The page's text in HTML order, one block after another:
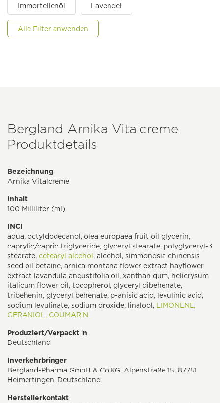
Immortellenöl Lavendel
Alle Filter anwenden
Bergland Arnika Vitalcreme
Produktdetails
Bezeichnung
Arnika Vitalcreme
Inhalt
100 Milliliter (ml)
INCI
aqua, octyldodecanol, olea europaea fruit oil glycerin,
caprylic/capric triglyceride, glyceryl stearate, polyglyceryl-3
stearate, cetearyl alcohol, alcohol, simmondsia chinensis
seed oil betaine, arnica montana flower extract hayflower
extract lavandula angustifolia oil, xanthan gum, helicrysum
italicum flower oil, tocopherol, glyceryl dibehenate,
tribehenin, glyceryl behenate, p-anisic acid, levulinic acid,
sodium levulinate, sodium droxide, linalool, LIMONENE,
GERANIOL, COUMARIN
Produziert/Verpackt in
Deutschland
Inverkehrbringer
Bergland-Pharma GmbH & Co.KG, Alpenstraße 15, 87751
Heimertingen, Deutschland
Herstellerkontakt